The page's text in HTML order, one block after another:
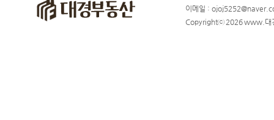
이메일 :
Copyrightⓒ 2026 www.대